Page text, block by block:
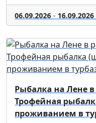
06.09.2026 - 16.09.2026
Рыбалка на Лене
Трофейная
проживанием в